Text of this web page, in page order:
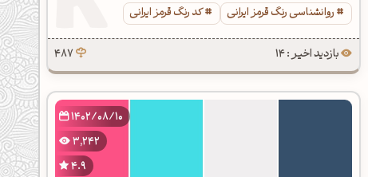
روانشناسی رنگ قرمز ایرانی
کد رنگ قرمز ایرانی
بازدید اخیر : 14 487
1402/08/10
3,242
4.9